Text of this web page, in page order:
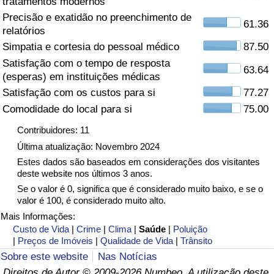
Precisão e exatidão no preenchimento de
relatórios
61.36
Simpatia e cortesia do pessoal médico
87.50
Satisfação com o tempo de resposta
(esperas) em instituições médicas
63.64
Satisfação com os custos para si
77.27
Comodidade do local para si
75.00
Contribuidores: 11
Última atualização: Novembro 2024
Estes dados são baseados em considerações dos visitantes
deste website nos últimos 3 anos.
Se o valor é 0, significa que é considerado muito baixo, e se o
valor é 100, é considerado muito alto.
Mais Informações:
Custo de Vida |Crime |Clima |Saúde | Poluição
| Preços de Imóveis |Qualidade de Vida |Trânsito
Sobre este website
Nas Notícias
Saúde
Indicador de Saúde (Atual)
Indicador de Saúde
Indicador de Saúde por País
Poluição
Indicador de Poluição (Atual)
Índice de poluição
Indicador de Poluição por País
Trânsito